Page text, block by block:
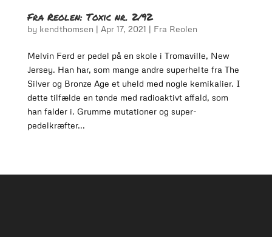
Fra Reolen: Toxic nr. 2/92
by kendthomsen | Apr 17, 2021 | Fra Reolen
Melvin Ferd er pedel på en skole i Tromaville, New
Jersey. Han har, som mange andre superhelte fra The
Silver og Bronze Age et uheld med nogle kemikalier. I
dette tilfælde en tønde med radioaktivt affald, som
han falder i. Grumme mutationer og super-
pedelkræfter...